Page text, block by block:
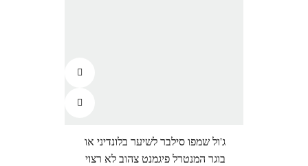
ג'ול שמפו סילבר לשיער בלונדיני או
בוגר המנטרל פיגמנט צהוב לא רצוי